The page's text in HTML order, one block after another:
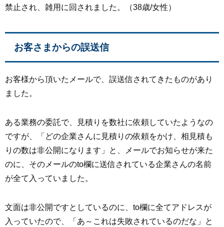
禁止され、雑用に回されました。（38歳/女性）
お客さまからの誤送信
お客様から頂いたメールで、誤送信されてきたものがあり
ました。
ある業務の委託で、見積りを数社に依頼していたようなの
ですが、「どの企業さんに見積りの依頼をかけ、相見積も
りの数は非公開になります」と、メールでお知らせが来た
のに、そのメールのto欄に送信されている企業さんの名前
が全て入っていました。
文面は非公開ですとしているのに、to欄に全てアドレスが
入っていたので、「あ～これは失敗されているのだな」と